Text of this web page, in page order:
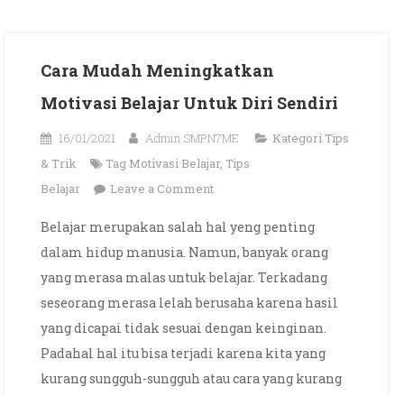
Cara Mudah Meningkatkan
Motivasi Belajar Untuk Diri Sendiri
16/01/2021 Admin SMPN7ME Kategori Tips
& Trik
Tag Motivasi Belajar, Tips
Belajar
Leave a Commenton
Mudah
Meningkatkan
Motivasi
Belajar
Untuk
Diri
Sendiri
Belajar merupakan salah hal yeng penting
dalam hidup manusia. Namun, banyak orang
yang merasa malas untuk belajar. Terkadang
seseorang merasa lelah berusaha karena hasil
yang dicapai tidak sesuai dengan keinginan.
Padahal hal itu bisa terjadi karena kita yang
kurang sungguh-sungguh atau cara yang kurang